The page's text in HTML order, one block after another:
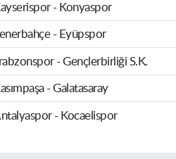
- Konyaspor
- Eyüpspor
- Gençlerbirliği S.K.
- Galatasaray
- Kocaelispor